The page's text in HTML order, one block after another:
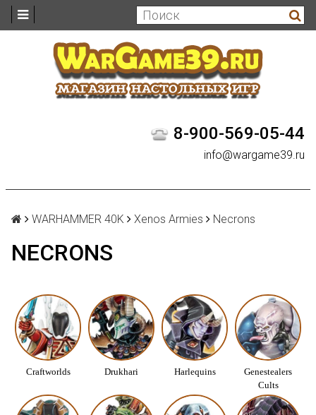
8-900-569-05-44
info@wargame39.ru
WARHAMMER 40K Xenos Armies Necrons
NECRONS
Craftworlds Drukhari Harlequins
Genestealers
Cults